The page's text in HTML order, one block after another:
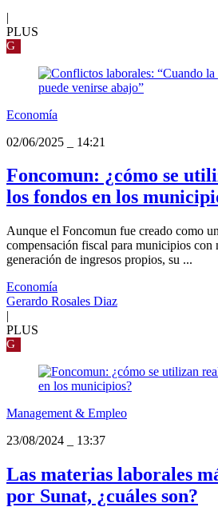
|
PLUS
G
Economía
02/06/2025
14:21
Foncomun: ¿cómo se
los fondos en los
Aunque el Foncomun fue creado como
compensación fiscal para municipios con
generación de ingresos propios, su ...
Economía
Gerardo Rosales Diaz
|
PLUS
G
Management & Empleo
23/08/2024
13:37
Las materias laborales
por Sunat, ¿cuáles son?